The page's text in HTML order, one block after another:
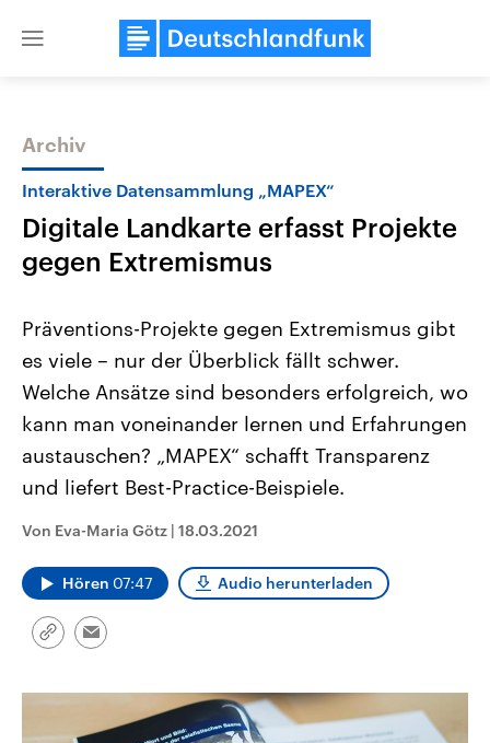
Close
Themen
Landtagswahl Sachsen-Anhalt
2026
Alle Informationen
Sachsen-Anhalt wählt am 6.
September 2026 einen neuen
Landtag. Seit 2021 wird das
Bundesland von einer Koalition aus
Umfragen, Prognosen,
Wahlprogramme, aktuelle Berichte
und Kandidaten der anstehenden
Wahl.
Aktuelle Beiträge,
Hintergründe
Wirtschaftlich und
gehören die Vereinigten
den mächtigsten Ländern
mit großem Einfluss auf
aktuelle Weltgeschehen.
Archiv
Interaktive Datensammlung „MAPEX“
Digitale Landkarte erfasst Projekte
gegen Extremismus
Präventions-Projekte gegen Extremismus gibt
es viele – nur der Überblick fällt schwer.
Welche Ansätze sind besonders erfolgreich, wo
kann man voneinander lernen und Erfahrungen
austauschen? „MAPEX“ schafft Transparenz
und liefert Best-Practice-Beispiele.
Von Eva-Maria Götz | 18.03.2021
Hören 07:47 Audio herunterladen
Link
Email